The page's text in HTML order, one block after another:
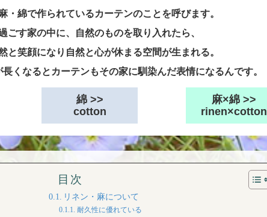
・綿で作られているカーテンのことを呼びます。
ごす家の中に、自然のものを取り入れたら、
と笑顔になり自然と心が休まる空間が生まれる。
くなるとカーテンもその家に馴染んだ表情になるんです。
綿 >>
cotton
麻×綿 >>
rinen×cotton
目次
リネン・麻について
耐久性に優れている